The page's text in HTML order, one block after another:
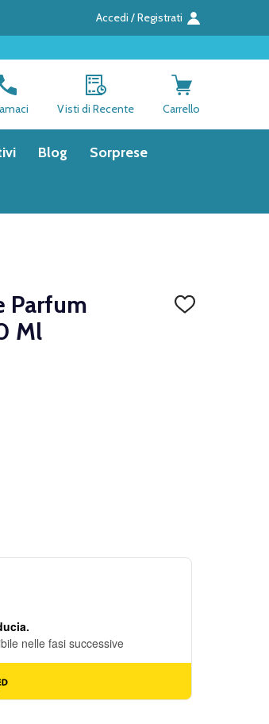
Accedi / Registrati
Visti di Recente Carrello
Blog Sorprese
Parfum
Ml
AGGIUNGI